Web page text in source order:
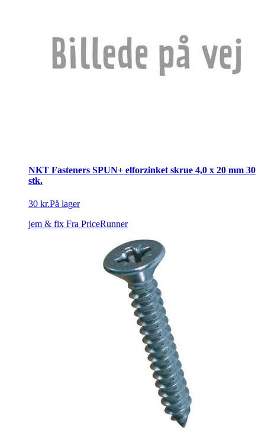
NKT Fasteners SPUN+ elforzinket skrue 4,0 x 20 mm 30
stk.
30 kr.På lager
jem & fix Fra PriceRunner